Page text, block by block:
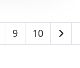
9 10